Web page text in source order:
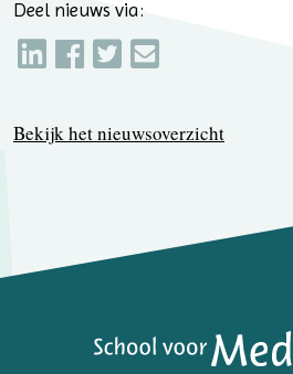
Deel nieuws via:
Bekijk het nieuwsoverzicht